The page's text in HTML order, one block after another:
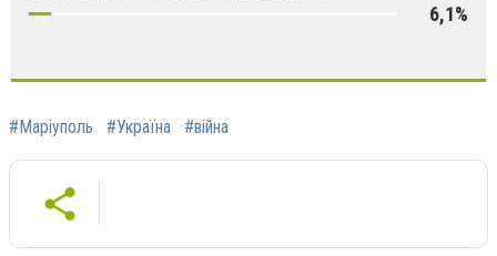
6,1%
#Маріуполь #Україна #війна